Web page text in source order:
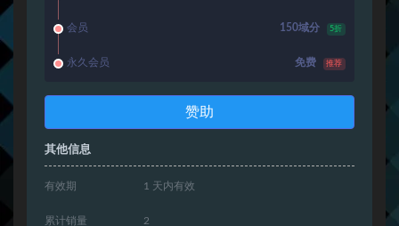
会员 150域分 5折
永久会员 免费 推荐
赞助
其他信息
有效期 1 天内有效
累计销量 2